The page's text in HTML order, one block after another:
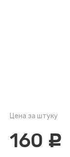
Цена за штуку
160 c